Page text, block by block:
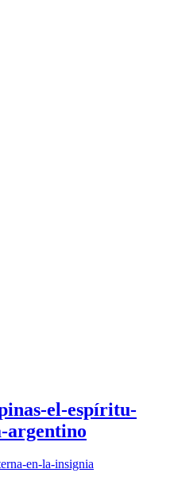
el-espíritu-
argentino